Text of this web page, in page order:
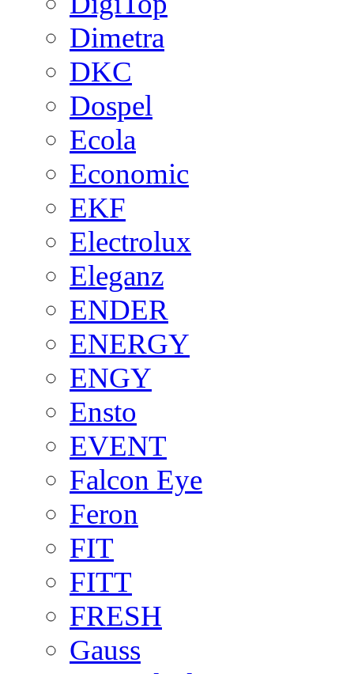
Dimetra
DKC
Dospel
Ecola
Economic
EKF
Electrolux
Eleganz
ENDER
ENERGY
ENGY
Ensto
EVENT
Falcon Eye
Feron
FIT
FITT
FRESH
Gauss